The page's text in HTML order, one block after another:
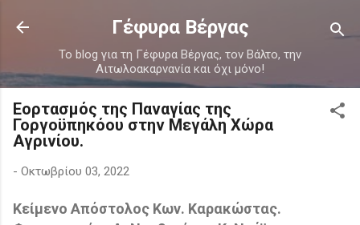
Μετάβαση στο κύριο περιεχόμενο
Γέφυρα Βέργας
Το blog για τη Γέφυρα Βέργας, τον Βάλτο, την
Αιτωλοακαρνανία και όχι μόνο!
Εορτασμός της Παναγίας της
Γοργοϋπηκόου στην Μεγάλη Χώρα
Αγρινίου.
- Οκτωβρίου 03, 2022
Κείμενο Απόστολος Κων. Καρακώστας.